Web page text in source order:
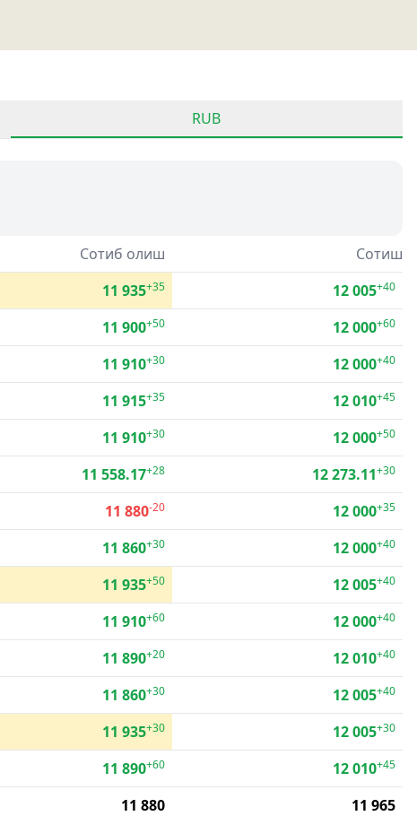
RUB
Сотиб олиш
Сотиш
11 935+35 12 005+40
11 900+50 12 000+60
11 910+30 12 000+40
11 915+35 12 010+45
11 910+30 12 000+50
11 558.17+28 12 273.11+30
11 880-20 12 000+35
11 860+30 12 000+40
11 935+50 12 005+40
11 910+60 12 000+40
11 890+20 12 010+40
11 860+30 12 005+40
11 935+30 12 005+30
11 890+60 12 010+45
11 880
11 965